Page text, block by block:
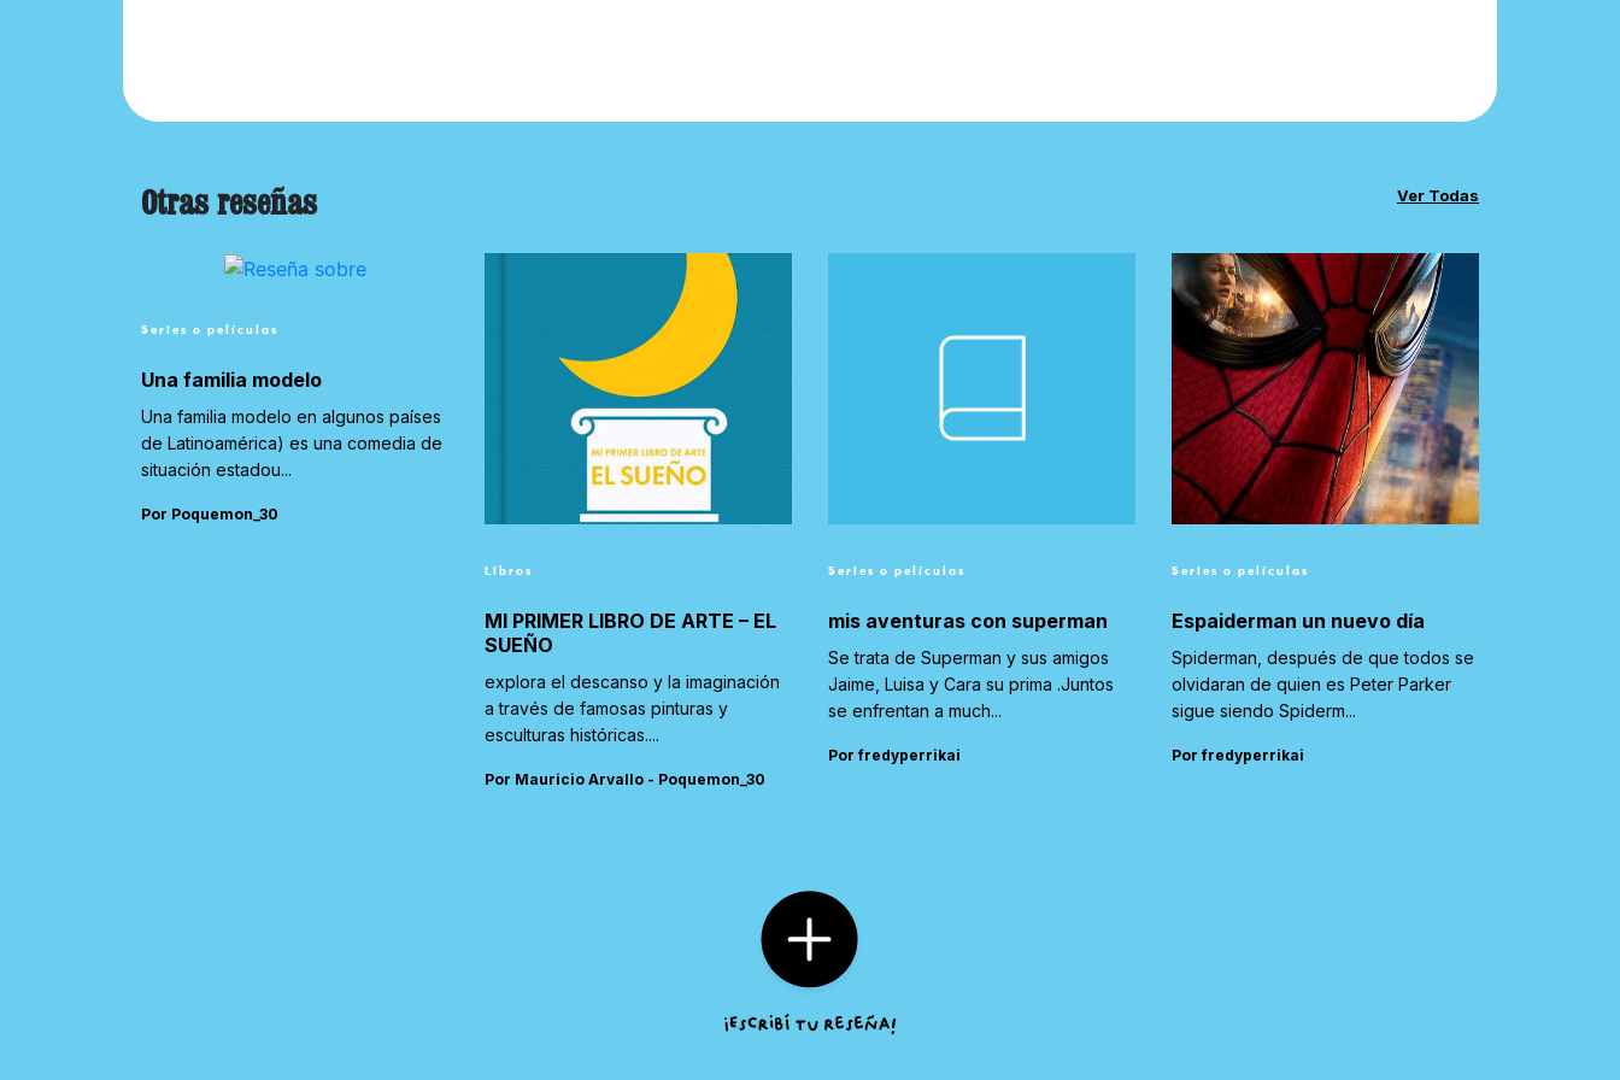
Otras reseñas Ver Todas
Series o películas
Una familia modelo
Una familia modelo en algunos países
de Latinoamérica) es una comedia de
situación estadou...
Por Poquemon_30
Libros
MI PRIMER LIBRO DE ARTE – EL
SUEÑO
explora el descanso y la imaginación
a través de famosas pinturas y
esculturas históricas....
Por Mauricio Arvallo - Poquemon_30
Series o películas
mis aventuras con superman
Se trata de Superman y sus amigos
Jaime, Luisa y Cara su prima .Juntos
se enfrentan a much...
Por fredyperrikai
Series o películas
Espaiderman un nuevo día
Spiderman, después de que todos se
olvidaran de quien es Peter Parker
sigue siendo Spiderm...
Por fredyperrikai